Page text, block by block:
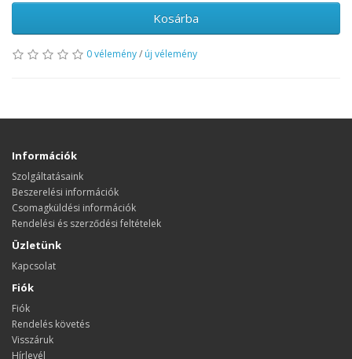
Kosárba
0 vélemény/ új vélemény
Információk
Szolgáltatásaink
Beszerelési információk
Csomagküldési információk
Rendelési és szerződési feltételek
Üzletünk
Kapcsolat
Fiók
Fiók
Rendelés követés
Visszáruk
Hírlevél